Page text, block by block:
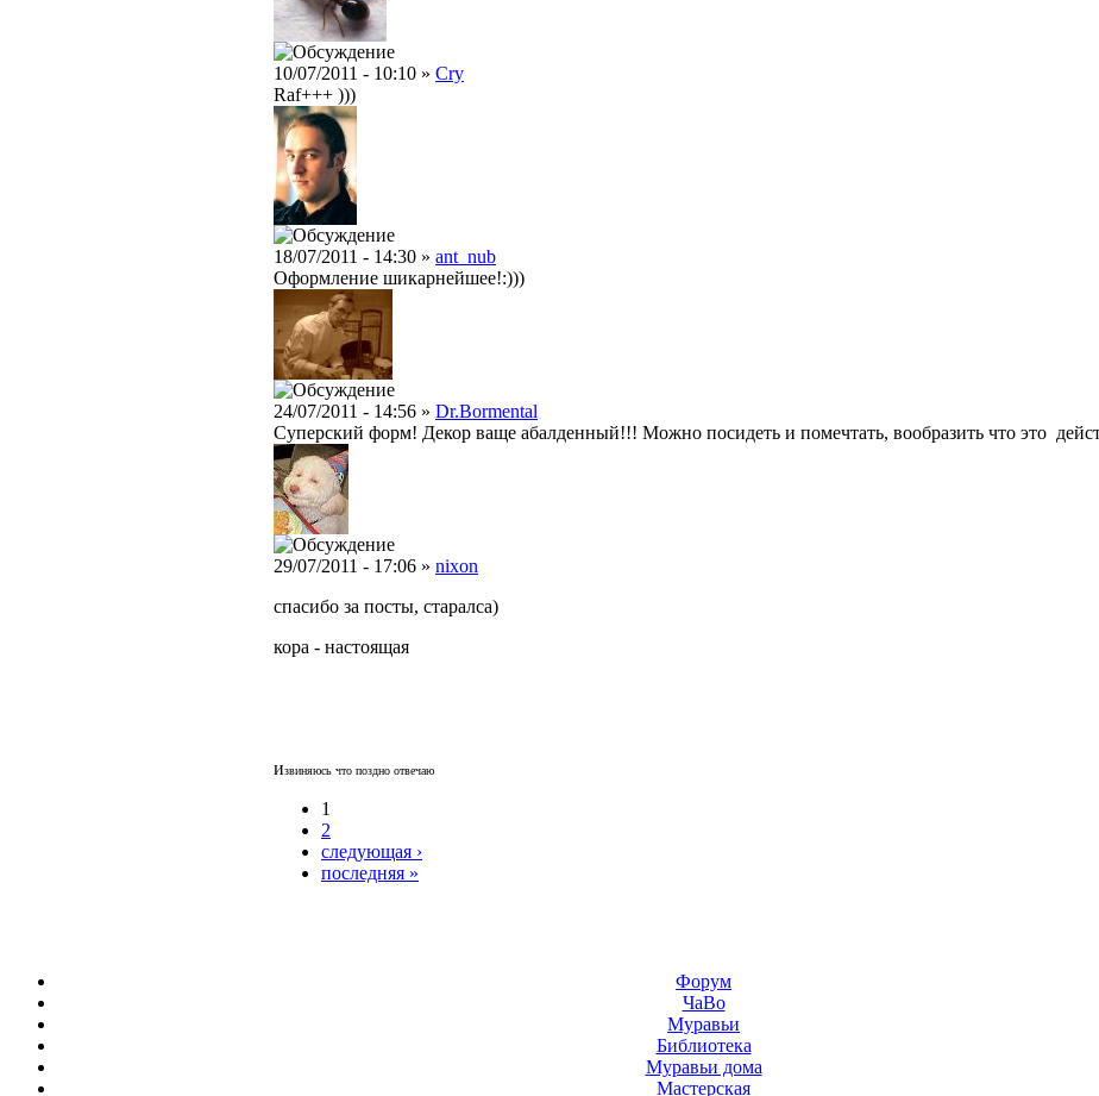
10/07/2011 - 10:10 » Cry
Raf+++ )))
18/07/2011 - 14:30 » ant_nub
Оформление шикарнейшее!:)))
24/07/2011 - 14:56 » Dr.Bormental
Суперский форм! Декор ваще абалденный!!! Можно посидеть и помечтать, вообразить что это
29/07/2011 - 17:06 » nixon
спасибо за посты, старалса)
кора - настоящая
извиняюсь что поздно отвечаю
1
2
следующая ›
последняя »
Форум
ЧаВо
Муравьи
Библиотека
Муравьи дома
Мастерская